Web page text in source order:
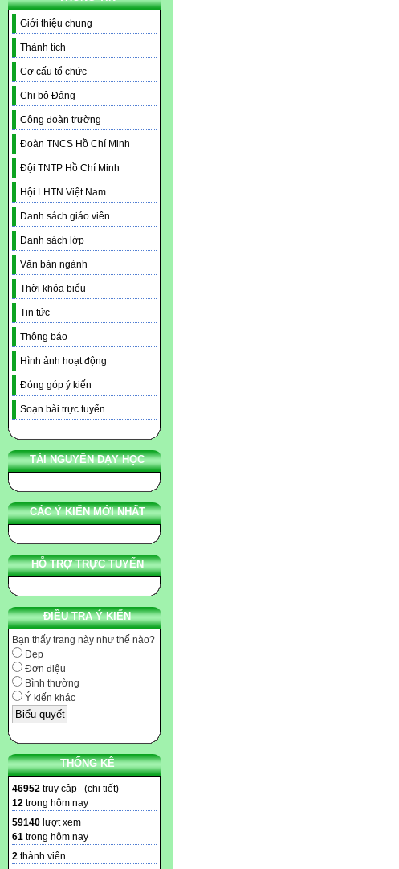
Giới thiệu chung
Thành tích
Cơ cấu tổ chức
Chi bộ Đảng
Công đoàn trường
Đoàn TNCS Hồ Chí Minh
Đội TNTP Hồ Chí Minh
Hội LHTN Việt Nam
Danh sách giáo viên
Danh sách lớp
Văn bản ngành
Thời khóa biểu
Tin tức
Thông báo
Hình ảnh hoạt động
Đóng góp ý kiến
Soạn bài trực tuyến
TÀI NGUYÊN DẠY HỌC
CÁC Ý KIẾN MỚI NHẤT
HỖ TRỢ TRỰC TUYẾN
ĐIỀU TRA Ý KIẾN
Bạn thấy trang này như thế nào?
Đẹp
Đơn điệu
Bình thường
Ý kiến khác
THỐNG KÊ
46952 truy cập (chi tiết)
12 trong hôm nay
59140 lượt xem
61 trong hôm nay
2 thành viên